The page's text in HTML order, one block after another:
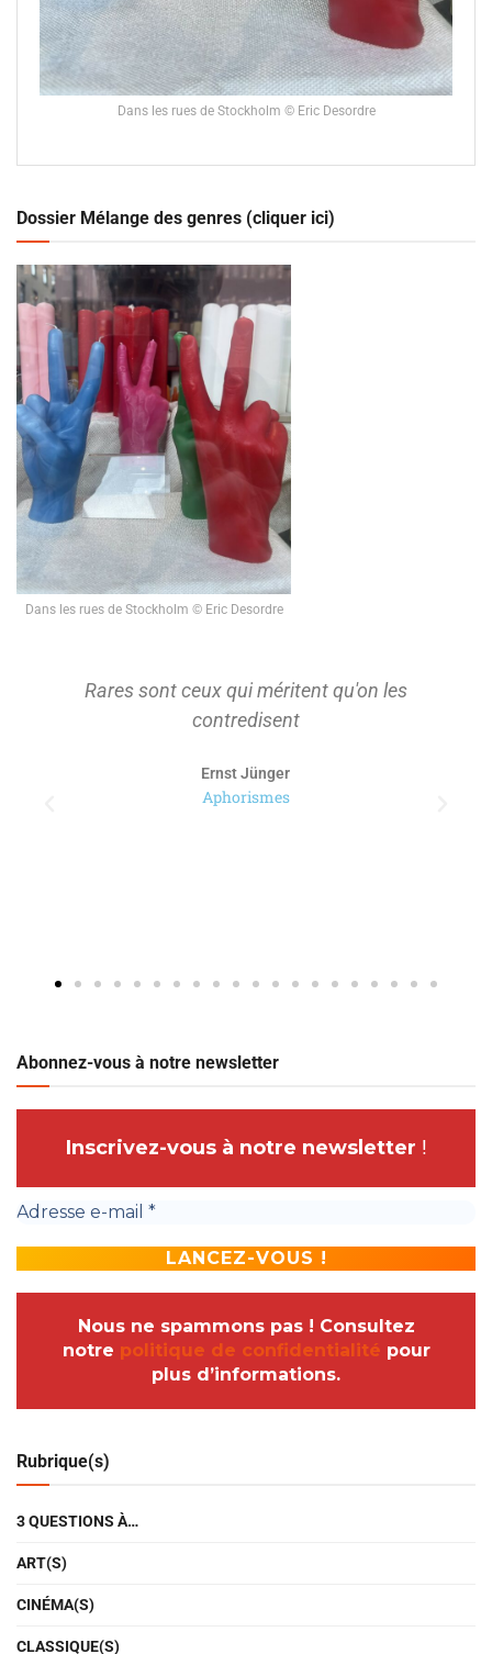
Dans les rues de Stockholm © Eric Desordre
Dossier Mélange des genres (cliquer ici)
Dans les rues de Stockholm © Eric Desordre
Rares sont ceux qui méritent qu'on les
contredisent
Ernst Jünger
Aphorismes
Abonnez-vous à notre newsletter
Inscrivez-vous à notre newsletter !
Nous ne spammons pas ! Consultez
notre politique de confidentialité pour
plus d’informations.
Rubrique(s)
3 QUESTIONS À…
ART(S)
CINÉMA(S)
CLASSIQUE(S)